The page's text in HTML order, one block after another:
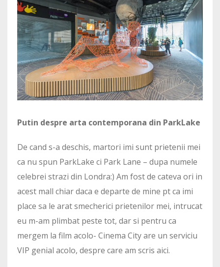
Putin despre arta contemporana din ParkLake
De cand s-a deschis, martori imi sunt prietenii mei
ca nu spun ParkLake ci Park Lane – dupa numele
celebrei strazi din Londra:) Am fost de cateva ori in
acest mall chiar daca e departe de mine pt ca imi
place sa le arat smecherici prietenilor mei, intrucat
eu m-am plimbat peste tot, dar si pentru ca
mergem la film acolo- Cinema City are un serviciu
VIP genial acolo, despre care am scris aici.